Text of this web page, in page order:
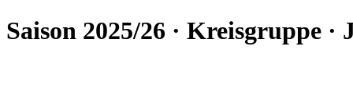
Saison 2025/26 · Kreisgruppe ·